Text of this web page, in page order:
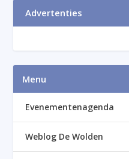
Advertenties
Menu
Evenementenagenda
Weblog De Wolden